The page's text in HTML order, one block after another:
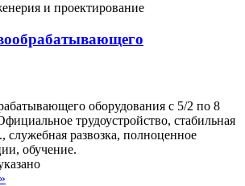
и проектирование
оборудования с 5/2 по 8
трудоустройство, стабильная
служебная развозка, полноценное
обучение.